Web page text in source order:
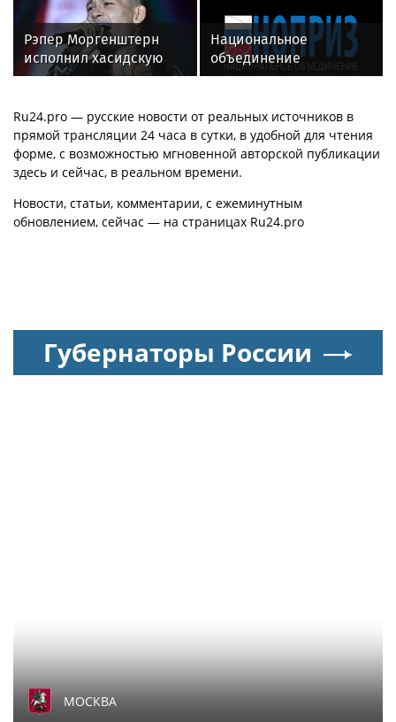
Рэпер Моргенштерн
исполнил хасидскую
молитву на концерте в
Национальное
объединение
изыскателей и
объявляет о приеме
заявок на XI
Международный
профессиональный
лучший проект
Ru24.pro — русские новости от реальных источников в
прямой трансляции 24 часа в сутки, в удобной для чтения
форме, с возможностью мгновенной авторской публикации
здесь и сейчас, в реальном времени.
Новости, статьи, комментарии, с ежеминутным
обновлением, сейчас — на страницах Ru24.pro
Губернаторы России
МОСКВА